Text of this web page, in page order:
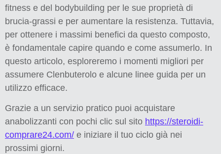
fitness e del bodybuilding per le sue proprietà di
brucia-grassi e per aumentare la resistenza. Tuttavia,
per ottenere i massimi benefici da questo composto,
è fondamentale capire quando e come assumerlo. In
questo articolo, esploreremo i momenti migliori per
assumere Clenbuterolo e alcune linee guida per un
utilizzo efficace.
Grazie a un servizio pratico puoi acquistare
anabolizzanti con pochi clic sul sito https://steroidi-
comprare24.com/ e iniziare il tuo ciclo già nei
prossimi giorni.